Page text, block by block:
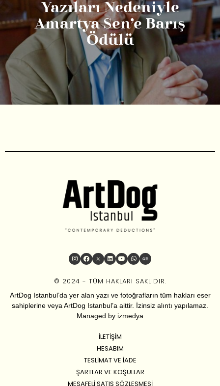
Yazıları Nedeniyle
Amartya Sen’e Barış
Ödülü
© 2024 - TÜM HAKLARI SAKLIDIR.
ArtDog Istanbul’da yer alan yazı ve fotoğrafların tüm hakları eser
sahiplerine veya ArtDog Istanbul’a aittir. İzinsiz alıntı yapılamaz.
Managed by izmedya
İLETIŞIM
HESABIM
TESLIMAT VE İADE
ŞARTLAR VE KOŞULLAR
MESAFELI SATIŞ SÖZLEŞMESI